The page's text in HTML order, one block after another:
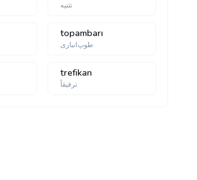
تثنیه
topambarı
طوپ‌انباری
trefikan
ترفيقاً